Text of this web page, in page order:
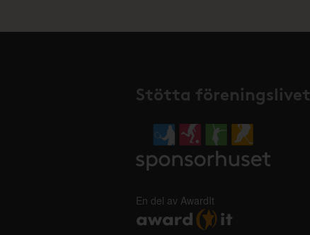
Stötta föreningslivet
En del av AwardIt